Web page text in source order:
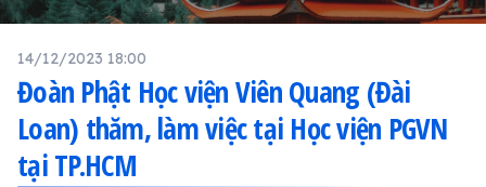
14/12/2023 18:00
Đoàn Phật Học viện Viên Quang (Đài
Loan) thăm, làm việc tại Học viện PGVN
tại TP.HCM